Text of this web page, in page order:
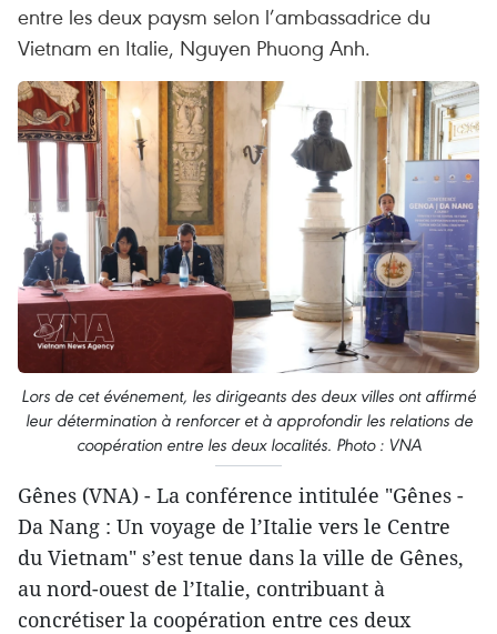
entre les deux paysm selon l’ambassadrice du
Vietnam en Italie, Nguyen Phuong Anh.
Lors de cet événement, les dirigeants des deux villes ont affirmé
leur détermination à renforcer et à approfondir les relations de
coopération entre les deux localités. Photo : VNA
Gênes (VNA) - La conférence intitulée "Gênes -
Da Nang : Un voyage de l’Italie vers le Centre
du Vietnam" s’est tenue dans la ville de Gênes,
au nord-ouest de l’Italie, contribuant à
concrétiser la coopération entre ces deux